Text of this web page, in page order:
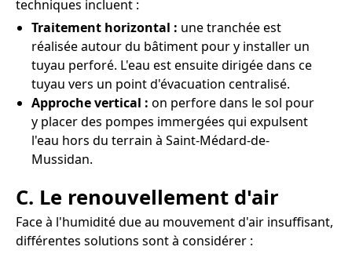
techniques incluent :
Traitement horizontal : une tranchée est
réalisée autour du bâtiment pour y installer un
tuyau perforé. L'eau est ensuite dirigée dans ce
tuyau vers un point d'évacuation centralisé.
Approche vertical : on perfore dans le sol pour
y placer des pompes immergées qui expulsent
l'eau hors du terrain à Saint-Médard-de-
Mussidan.
C. Le renouvellement d'air
Face à l'humidité due au mouvement d'air insuffisant,
différentes solutions sont à considérer :